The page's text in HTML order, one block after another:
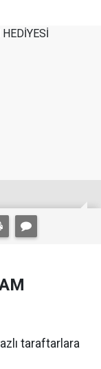
taraftarlara